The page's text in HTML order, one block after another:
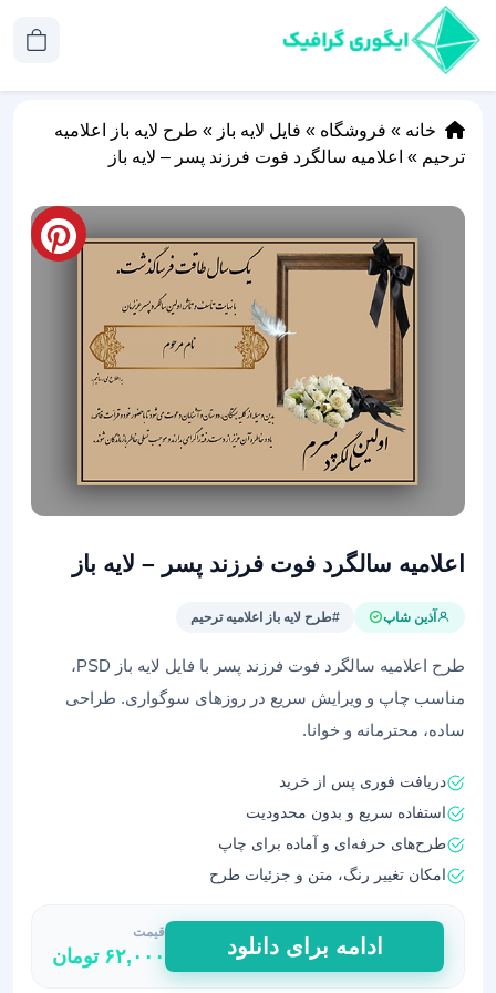
خانه » فروشگاه » فایل لایه باز » طرح لایه باز اعلامیه
ترحیم » اعلامیه سالگرد فوت فرزند پسر – لایه باز
اعلامیه سالگرد فوت فرزند پسر – لایه باز
آذین شاپ #طرح لایه باز اعلامیه ترحیم
طرح اعلامیه سالگرد فوت فرزند پسر با فایل لایه باز PSD،
مناسب چاپ و ویرایش سریع در روزهای سوگواری. طراحی
ساده، محترمانه و خوانا.
دریافت فوری پس از خرید
استفاده سریع و بدون محدودیت
طرح‌های حرفه‌ای و آماده برای چاپ
امکان تغییر رنگ، متن و جزئیات طرح
اعلامیه
سالگرد
فوت
ادامه برای دانلود
قیمت
۶۲,۰۰۰ تومان